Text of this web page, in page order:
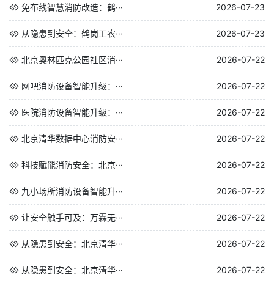
免布线智慧消防改造：鹤··· 2026-07-23
从隐患到安全：鹤岗工农··· 2026-07-23
北京奥林匹克公园社区消··· 2026-07-22
网吧消防设备智能升级：··· 2026-07-22
医院消防设备智能升级：··· 2026-07-22
北京清华数据中心消防安··· 2026-07-22
科技赋能消防安全：北京··· 2026-07-22
九小场所消防设备智能升··· 2026-07-22
让安全触手可及：万霖无··· 2026-07-22
从隐患到安全：北京清华··· 2026-07-22
从隐患到安全：北京清华··· 2026-07-22